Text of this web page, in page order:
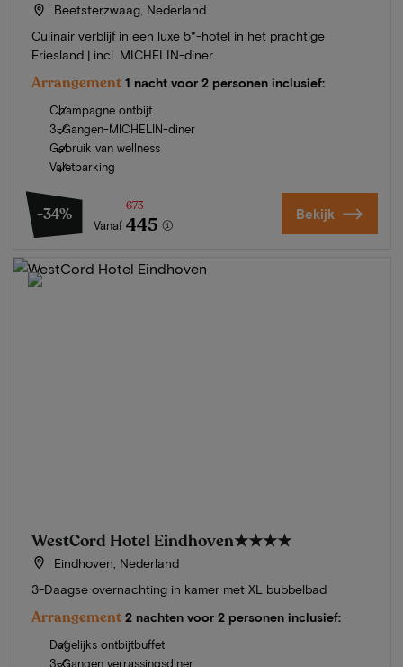
Beetsterzwaag, Nederland
Culinair verblijf in een luxe 5*-hotel in het prachtige
Friesland | incl. MICHELIN-diner
Arrangement 1 nacht voor 2 personen inclusief:
Champagne ontbijt
3-Gangen-MICHELIN-diner
Gebruik van wellness
Valetparking
-34%
Vanaf
673
445 Bekijk
WestCord Hotel Eindhoven★★★★
Eindhoven, Nederland
3-Daagse overnachting in kamer met XL bubbelbad
Arrangement 2 nachten voor 2 personen inclusief:
Dagelijks ontbijtbuffet
3-Gangen verrassingsdiner